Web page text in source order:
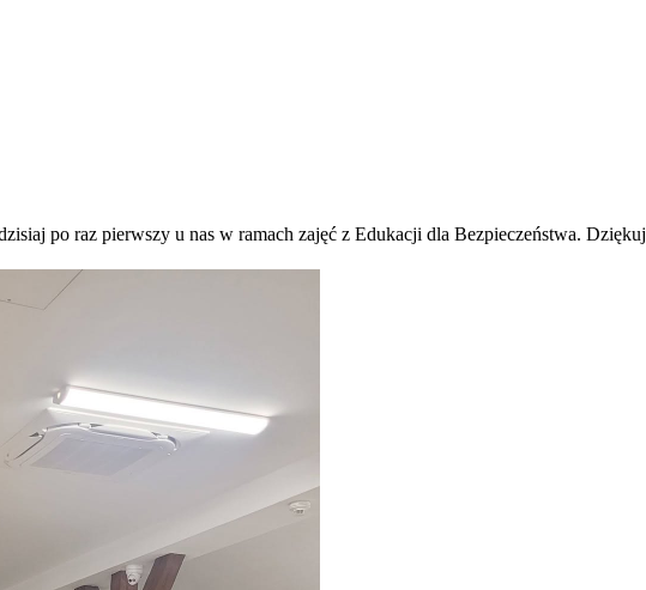
po raz pierwszy u nas w ramach zajęć z Edukacji dla Bezpieczeństwa.